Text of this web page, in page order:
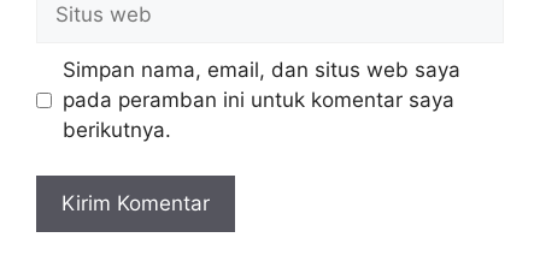
web
Simpan nama, email, dan situs web saya
pada peramban ini untuk komentar saya
berikutnya.